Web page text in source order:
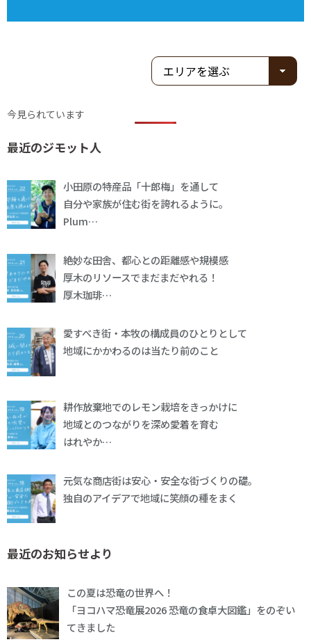
今見られています
最近のジモット人
小田原の特産品「十郎梅」を通して
自分や家族が住む街を誇れるように。
Plum…
絶妙な田舎、都心との距離感や規模感
厚木のリソースでまだまだやれる！
厚木珈琲…
愛すべき街・本牧の構成員のひとりとして
地域にかかわるのは当たり前のこと
耕作放棄地でのレモン栽培をきっかけに
地域とのつながりを深め愛着を育む
はれやか…
元気な商店街は安心・安全な街づくりの礎。
独自のアイデアで地域に笑顔の種をまく
最近のお知らせより
この夏は恐竜の世界へ！
「ヨコハマ恐竜展2026 恐竜の食卓大図鑑」をのぞい
てきました